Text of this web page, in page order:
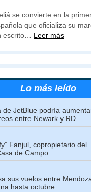
se convierte en la
que oficializa su
escrito… Leer más
Lo más leído
de JetBlue podría
entre Newark y RD
Fanjul, copropietario del
de Campo
sus vuelos entre
hasta octubre